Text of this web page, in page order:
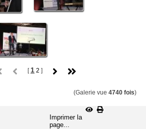
[ 1 2 ]
(Galerie vue 4740 fois)
Imprimer la
page...